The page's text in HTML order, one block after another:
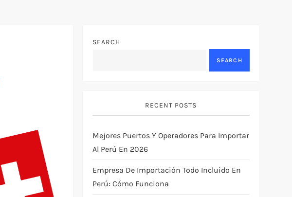
SEARCH
SEARCH
RECENT POSTS
Mejores Puertos Y Operadores Para Importar
Al Perú En 2026
Empresa De Importación Todo Incluido En
Perú: Cómo Funciona